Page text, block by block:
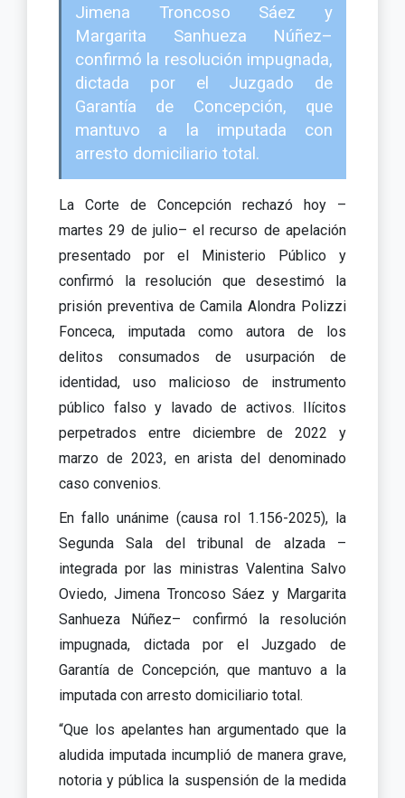
Jimena Troncoso Sáez y
Margarita Sanhueza Núñez–
confirmó la resolución impugnada,
dictada por el Juzgado de
Garantía de Concepción, que
mantuvo a la imputada con
arresto domiciliario total.
La Corte de Concepción rechazó hoy –
martes 29 de julio– el recurso de apelación
presentado por el Ministerio Público y
confirmó la resolución que desestimó la
prisión preventiva de Camila Alondra Polizzi
Fonceca, imputada como autora de los
delitos consumados de usurpación de
identidad, uso malicioso de instrumento
público falso y lavado de activos. Ilícitos
perpetrados entre diciembre de 2022 y
marzo de 2023, en arista del denominado
caso convenios.
En fallo unánime (causa rol 1.156-2025), la
Segunda Sala del tribunal de alzada –
integrada por las ministras Valentina Salvo
Oviedo, Jimena Troncoso Sáez y Margarita
Sanhueza Núñez– confirmó la resolución
impugnada, dictada por el Juzgado de
Garantía de Concepción, que mantuvo a la
imputada con arresto domiciliario total.
“Que los apelantes han argumentado que la
aludida imputada incumplió de manera grave,
notoria y pública la suspensión de la medida